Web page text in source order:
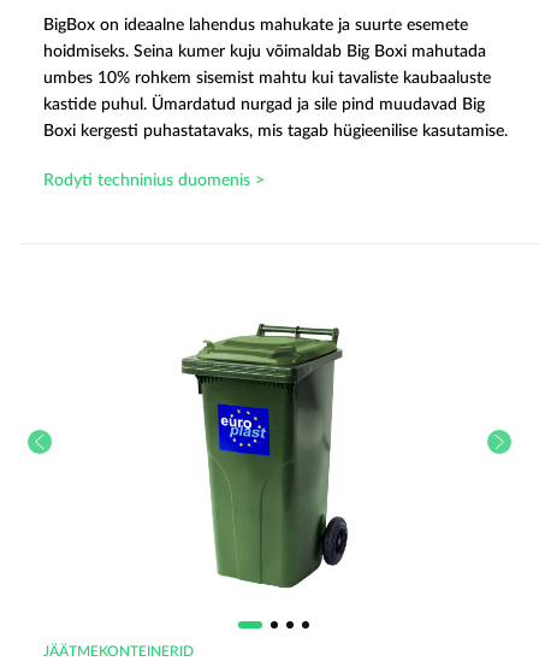
BigBox on ideaalne lahendus mahukate ja suurte esemete
hoidmiseks. Seina kumer kuju võimaldab Big Boxi mahutada
umbes 10% rohkem sisemist mahtu kui tavaliste kaubaaluste
kastide puhul. Ümardatud nurgad ja sile pind muudavad Big
Boxi kergesti puhastatavaks, mis tagab hügieenilise kasutamise.
Rodyti techninius duomenis >
JÄÄTMEKONTEINERID